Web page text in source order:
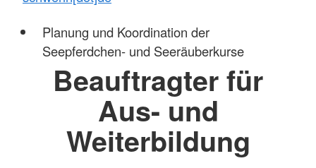
Planung und Koordination der
Seepferdchen- und Seeräuberkurse
Beauftragter für
Aus- und
Weiterbildung